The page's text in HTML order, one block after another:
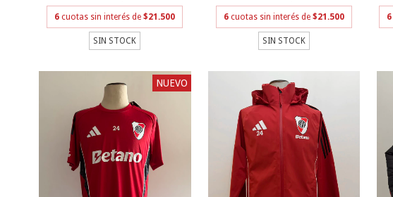
6 cuotas sin interés de$21.500
SIN STOCK
6 cuotas sin interés de$21.500
SIN STOCK
6
NUEVO